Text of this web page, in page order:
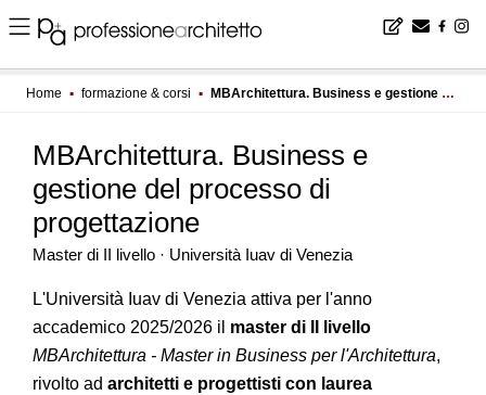
Home ▪ formazione & corsi ▪ MBArchitettura. Business e gestione del processo di progettazione
MBArchitettura. Business e
gestione del processo di
progettazione
Master di II livello · Università Iuav di Venezia
L'Università Iuav di Venezia attiva per l'anno
accademico 2025/2026 il master di II livello
MBArchitettura - Master in Business per l'Architettura,
rivolto ad architetti e progettisti con laurea